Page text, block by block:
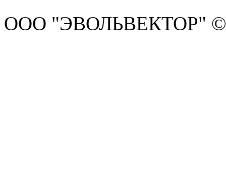
ООО "ЭВОЛЬВЕКТОР" ©